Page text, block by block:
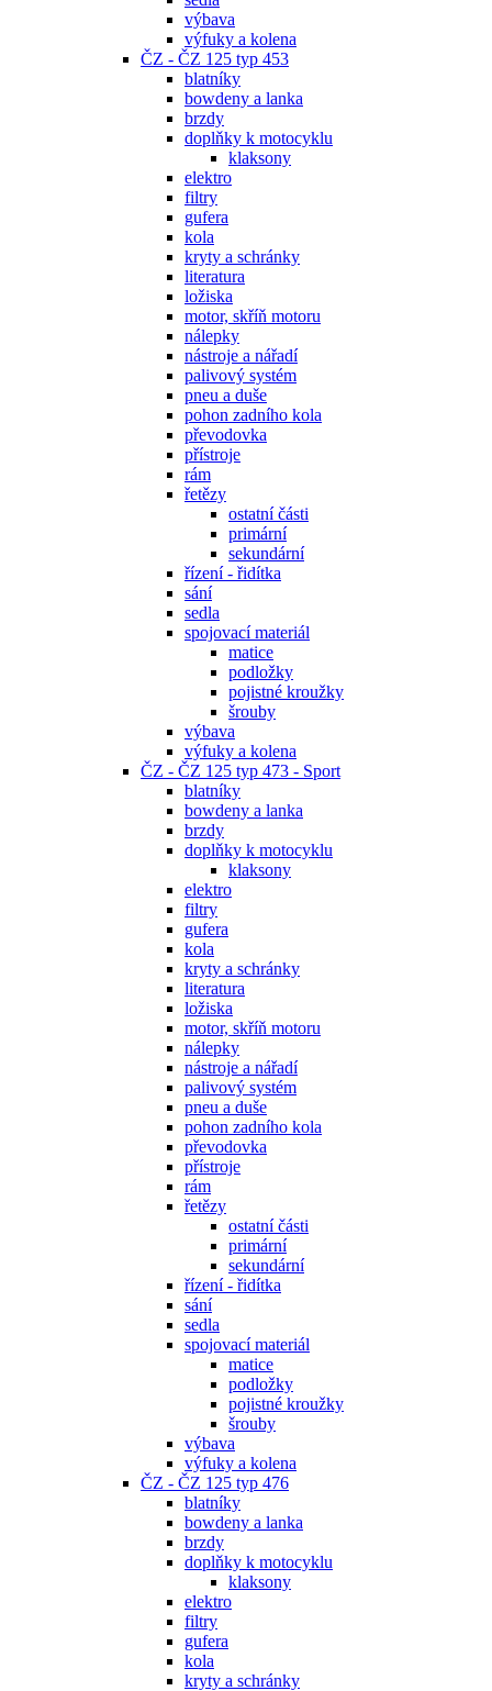
výbava
výfuky a kolena
ČZ - ČZ 125 typ 453
blatníky
bowdeny a lanka
brzdy
doplňky k motocyklu
klaksony
elektro
filtry
gufera
kola
kryty a schránky
literatura
ložiska
motor, skříň motoru
nálepky
nástroje a nářadí
palivový systém
pneu a duše
pohon zadního kola
převodovka
přístroje
rám
řetězy
ostatní části
primární
sekundární
řízení - řidítka
sání
sedla
spojovací materiál
matice
podložky
pojistné kroužky
šrouby
výbava
výfuky a kolena
ČZ - ČZ 125 typ 473 - Sport
blatníky
bowdeny a lanka
brzdy
doplňky k motocyklu
klaksony
elektro
filtry
gufera
kola
kryty a schránky
literatura
ložiska
motor, skříň motoru
nálepky
nástroje a nářadí
palivový systém
pneu a duše
pohon zadního kola
převodovka
přístroje
rám
řetězy
ostatní části
primární
sekundární
řízení - řidítka
sání
sedla
spojovací materiál
matice
podložky
pojistné kroužky
šrouby
výbava
výfuky a kolena
ČZ - ČZ 125 typ 476
blatníky
bowdeny a lanka
brzdy
doplňky k motocyklu
klaksony
elektro
filtry
gufera
kola
kryty a schránky